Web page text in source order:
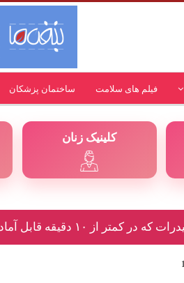
فیلم های سلامت ساختمان پزشکان
کلینیک زنان